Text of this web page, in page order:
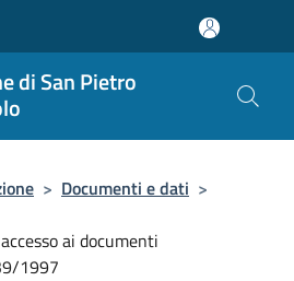
di San Pietro
> Documenti e dati >
ai documenti
1997